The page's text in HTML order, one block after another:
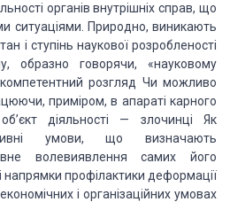
органів внутрішніх справ, що
ситуаціями. Природно, виникають
і ступінь наукової розробленості
образно говорячи, «науковому
компетентний розгляд Чи можливо
приміром, в апараті карного
діяльності — злочинці Як
умови, що визначають
волевиявлення самих його
напрямки профілактики деформації
економічних і організаційних умовах